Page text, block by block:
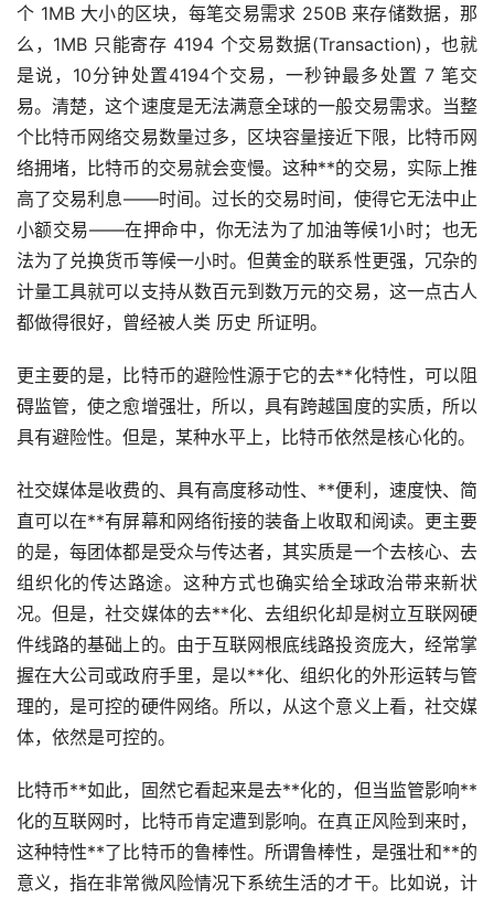
个 1MB 大小的区块，每笔交易需求 250B 来存储数据，那
么，1MB 只能寄存 4194 个交易数据(Transaction)，也就
是说，10分钟处置4194个交易，一秒钟最多处置 7 笔交
易。清楚，这个速度是无法满意全球的一般交易需求。当整
个比特币网络交易数量过多，区块容量接近下限，比特币网
络拥堵，比特币的交易就会变慢。这种**的交易，实际上推
高了交易利息——时间。过长的交易时间，使得它无法中止
小额交易——在押命中，你无法为了加油等候1小时；也无
法为了兑换货币等候一小时。但黄金的联系性更强，冗杂的
计量工具就可以支持从数百元到数万元的交易，这一点古人
都做得很好，曾经被人类 历史 所证明。
更主要的是，比特币的避险性源于它的去**化特性，可以阻
碍监管，使之愈增强壮，所以，具有跨越国度的实质，所以
具有避险性。但是，某种水平上，比特币依然是核心化的。
社交媒体是收费的、具有高度移动性、**便利，速度快、简
直可以在**有屏幕和网络衔接的装备上收取和阅读。更主要
的是，每团体都是受众与传达者，其实质是一个去核心、去
组织化的传达路途。这种方式也确实给全球政治带来新状
况。但是，社交媒体的去**化、去组织化却是树立互联网硬
件线路的基础上的。由于互联网根底线路投资庞大，经常掌
握在大公司或政府手里，是以**化、组织化的外形运转与管
理的，是可控的硬件网络。所以，从这个意义上看，社交媒
体，依然是可控的。
比特币**如此，固然它看起来是去**化的，但当监管影响**
化的互联网时，比特币肯定遭到影响。在真正风险到来时，
这种特性**了比特币的鲁棒性。所谓鲁棒性，是强壮和**的
意义，指在非常微风险情况下系统生活的才干。比如说，计